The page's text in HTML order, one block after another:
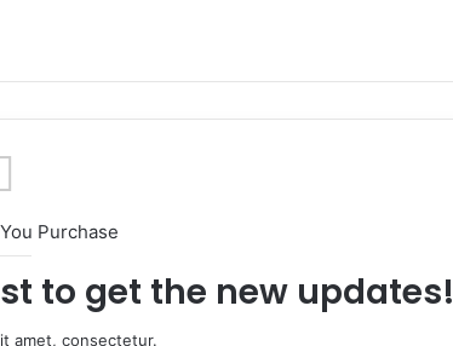
Purchase
to get the new updates!
amet, consectetur.